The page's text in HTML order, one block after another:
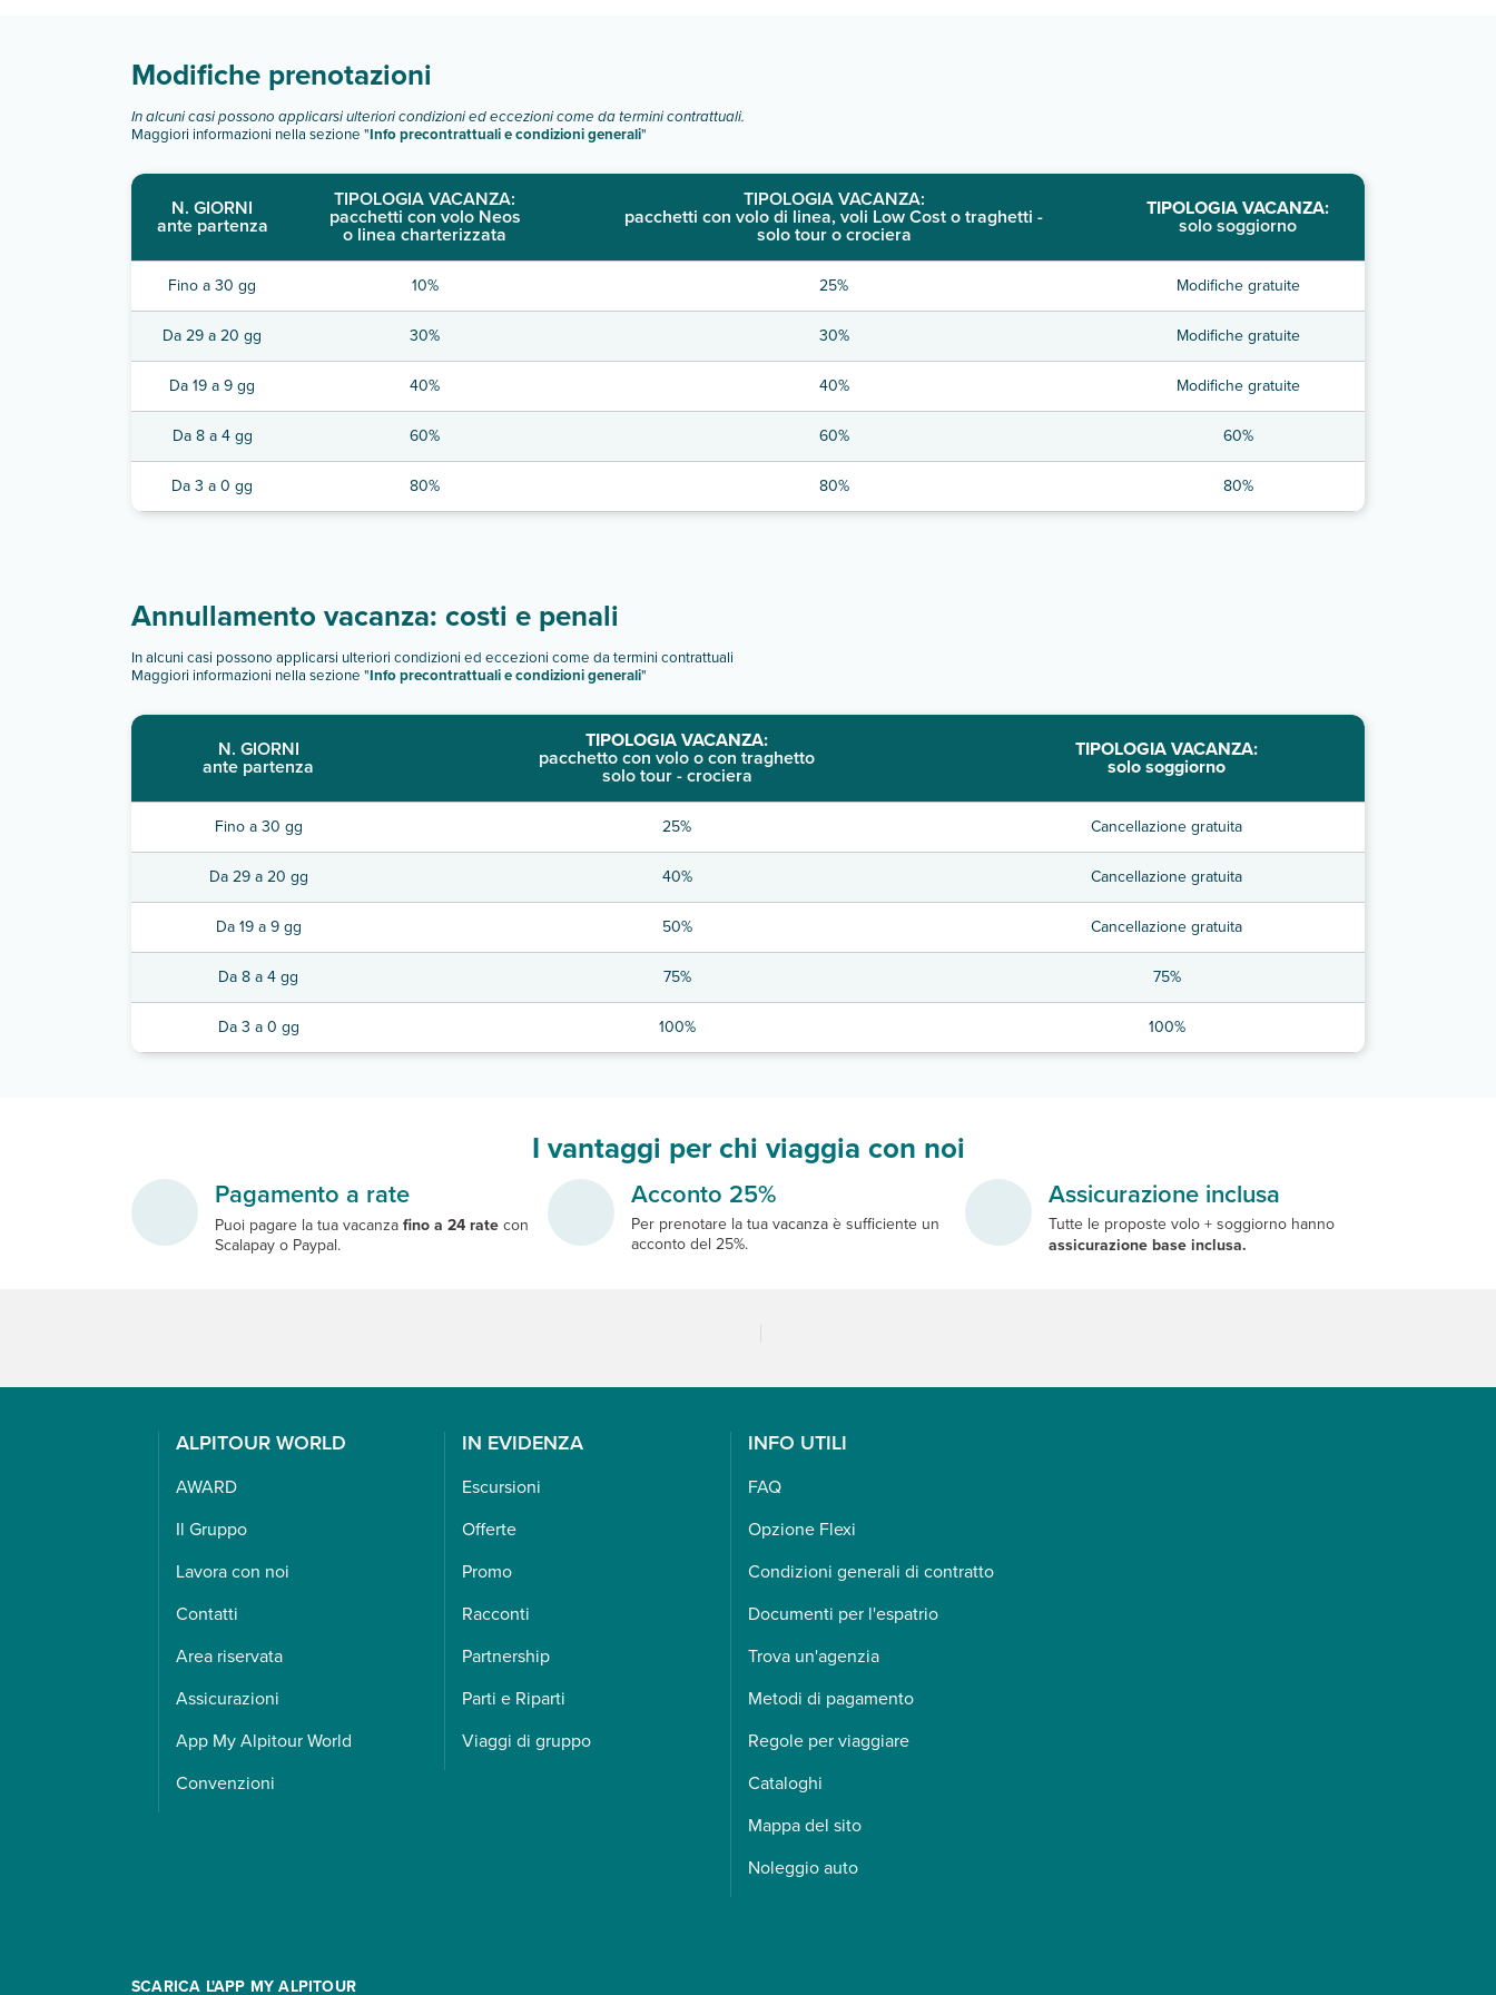
Modifiche prenotazioni
In alcuni casi possono applicarsi ulteriori condizioni ed eccezioni come da termini contrattuali.
Maggiori informazioni nella sezione "Info precontrattuali e condizioni generali"
N. GIORNI
ante partenza
TIPOLOGIA VACANZA:
pacchetti con volo Neos
o linea charterizzata
TIPOLOGIA VACANZA:
pacchetti con volo di linea, voli Low Cost o traghetti -
solo tour o crociera
TIPOLOGIA VACANZA:
solo soggiorno
Fino a 30 gg 10% 25% Modifiche gratuite
Da 29 a 20 gg 30% 30% Modifiche gratuite
Da 19 a 9 gg 40% 40% Modifiche gratuite
Da 8 a 4 gg 60% 60% 60%
Da 3 a 0 gg 80% 80% 80%
Annullamento vacanza: costi e penali
In alcuni casi possono applicarsi ulteriori condizioni ed eccezioni come da termini contrattuali
Maggiori informazioni nella sezione "Info precontrattuali e condizioni generali"
N. GIORNI
ante partenza
TIPOLOGIA VACANZA:
pacchetto con volo o con traghetto
solo tour - crociera
TIPOLOGIA VACANZA:
solo soggiorno
Fino a 30 gg 25% Cancellazione gratuita
Da 29 a 20 gg 40% Cancellazione gratuita
Da 19 a 9 gg 50% Cancellazione gratuita
Da 8 a 4 gg 75% 75%
Da 3 a 0 gg 100% 100%
I vantaggi per chi viaggia con noi
Pagamento a rate
Puoi pagare la tua vacanza fino a 24 rate con
Scalapay o Paypal.
Acconto 25%
Per prenotare la tua vacanza è sufficiente un
acconto del 25%.
Assicurazione inclusa
Tutte le proposte volo + soggiorno hanno
assicurazione base inclusa.
ALPITOUR WORLD
AWARD
Il Gruppo
Lavora con noi
Contatti
Area riservata
Assicurazioni
App My Alpitour World
Convenzioni
IN EVIDENZA
Escursioni
Offerte
Promo
Racconti
Partnership
Parti e Riparti
Viaggi di gruppo
INFO UTILI
FAQ
Opzione Flexi
Condizioni generali di contratto
Documenti per l'espatrio
Trova un'agenzia
Metodi di pagamento
Regole per viaggiare
Cataloghi
Mappa del sito
Noleggio auto
SCARICA L'APP MY ALPITOUR